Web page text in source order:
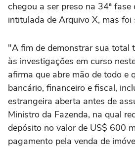
chegou a ser preso na 34ª fase
intitulada de Arquivo X, mas foi
"A fim de demonstrar sua total
às investigações em curso
afirma que abre mão de todo e
bancário, financeiro e fiscal,
estrangeira aberta antes de
Ministro da Fazenda, na qual
depósito no valor de US$ 600
pagamento pela venda de